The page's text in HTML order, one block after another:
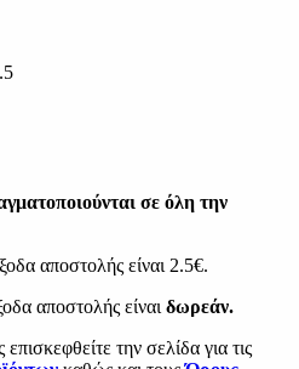
σε όλη την
αποστολής είναι 2.5€.
αποστολής είναι δωρεάν.
την σελίδα για τις